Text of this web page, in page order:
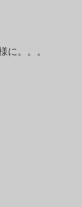
に。。。